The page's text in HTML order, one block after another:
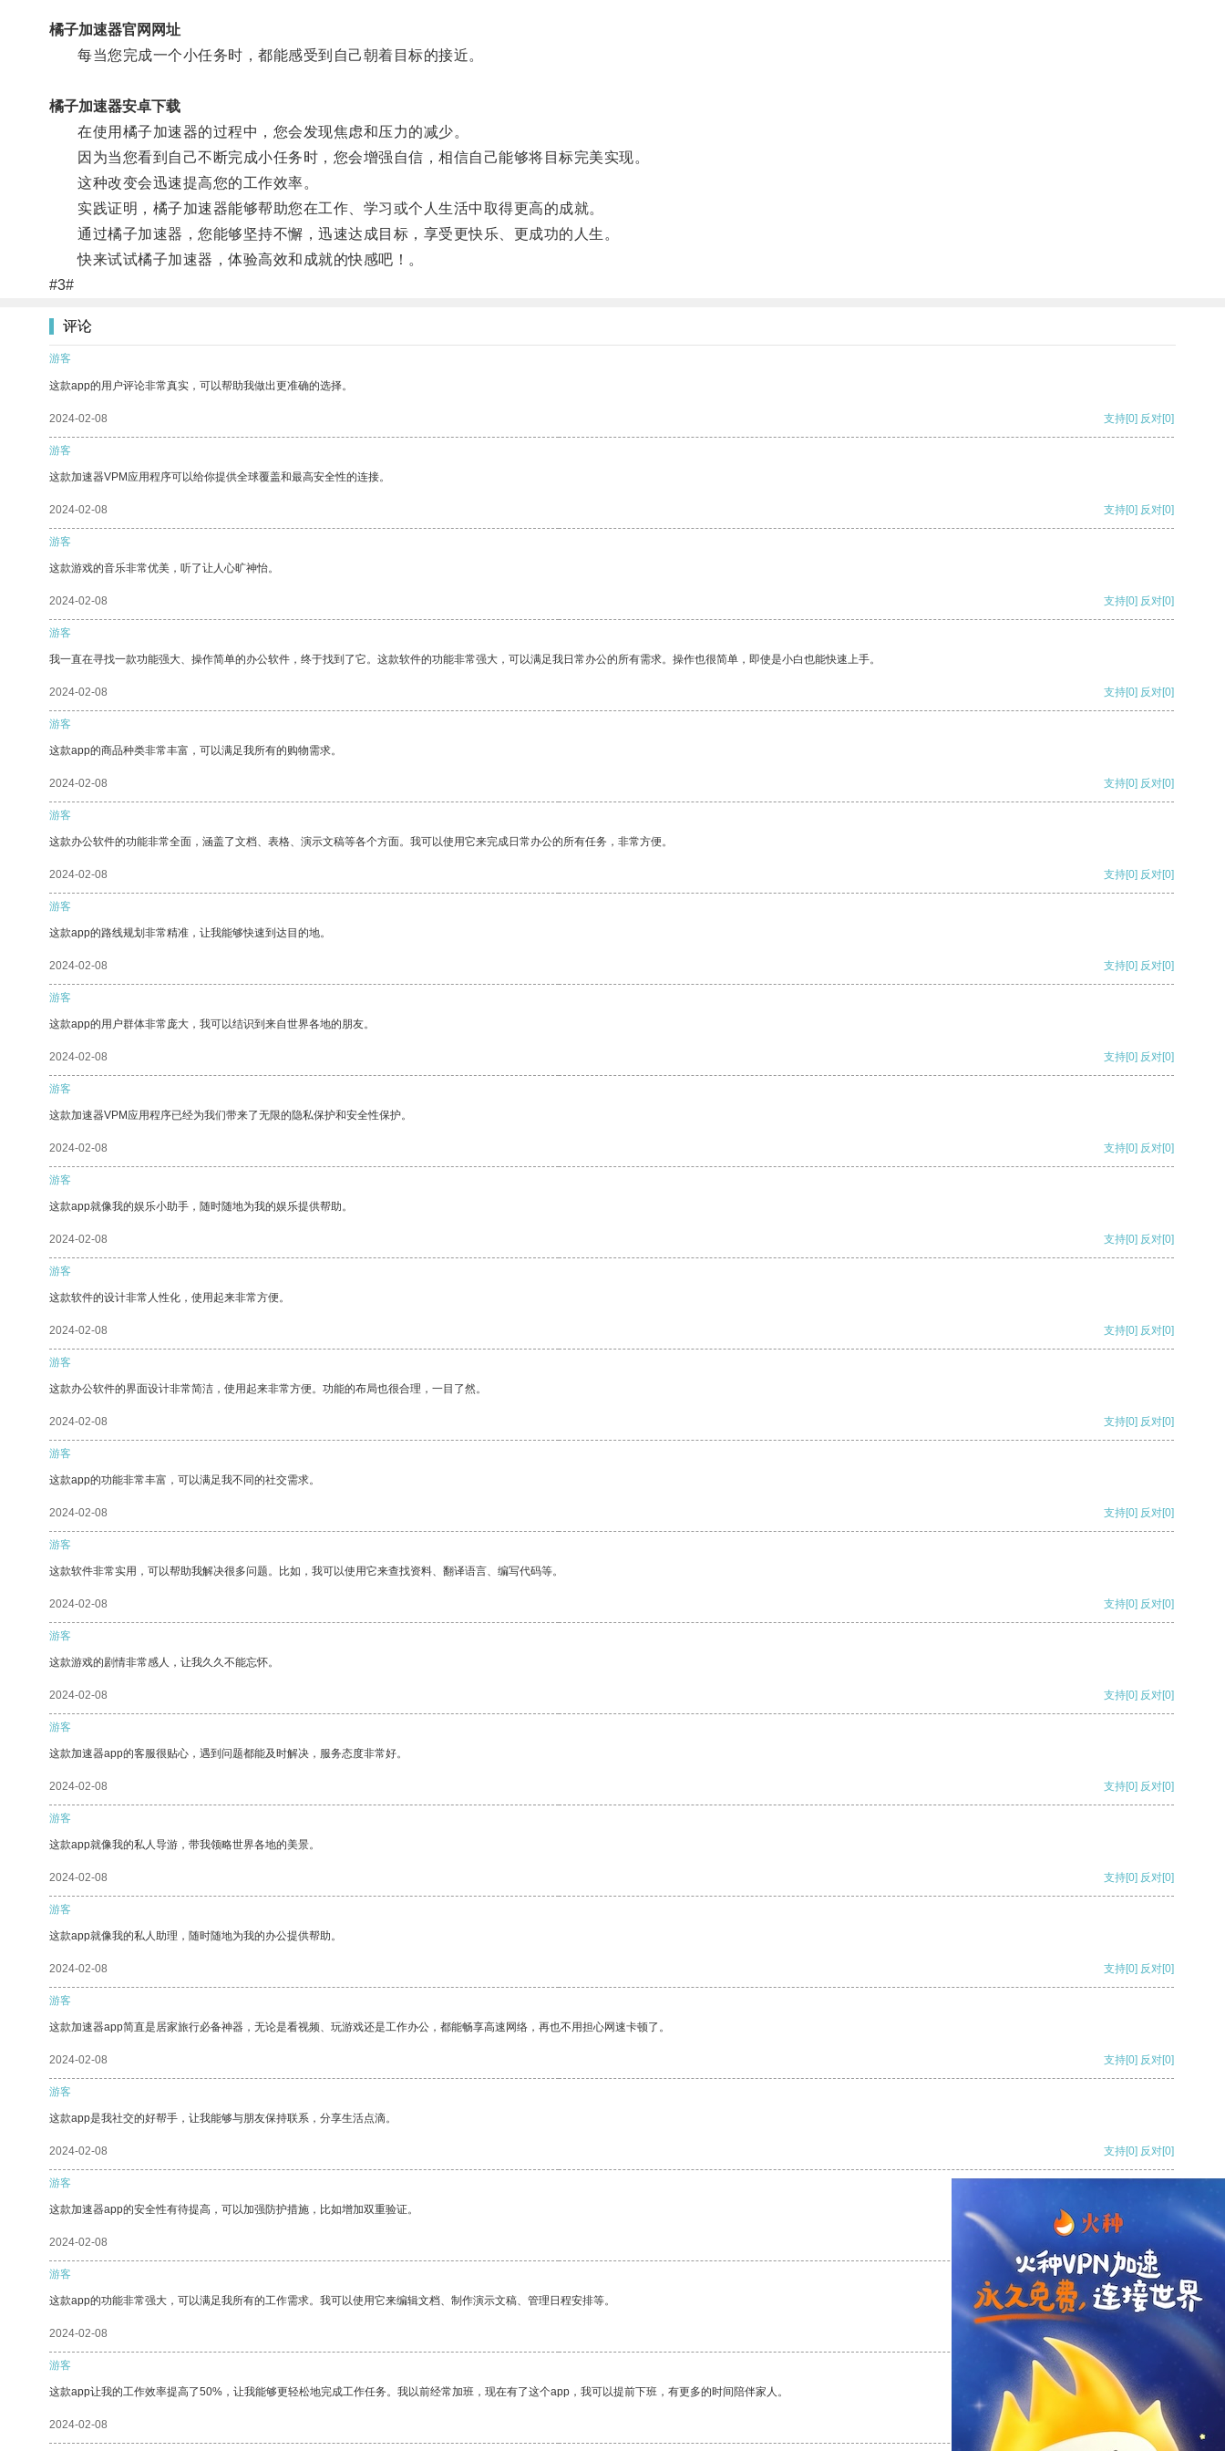
橘子加速器官网网址
每当您完成一个小任务时，都能感受到自己朝着目标的接近。
橘子加速器安卓下载
在使用橘子加速器的过程中，您会发现焦虑和压力的减少。
因为当您看到自己不断完成小任务时，您会增强自信，相信自己能够将目标完美实现。
这种改变会迅速提高您的工作效率。
实践证明，橘子加速器能够帮助您在工作、学习或个人生活中取得更高的成就。
通过橘子加速器，您能够坚持不懈，迅速达成目标，享受更快乐、更成功的人生。
快来试试橘子加速器，体验高效和成就的快感吧！。
#3#
评论
游客
这款app的用户评论非常真实，可以帮助我做出更准确的选择。
2024-02-08 支持[0] 反对[0]
游客
这款加速器VPM应用程序可以给你提供全球覆盖和最高安全性的连接。
2024-02-08 支持[0] 反对[0]
游客
这款游戏的音乐非常优美，听了让人心旷神怡。
2024-02-08 支持[0] 反对[0]
游客
我一直在寻找一款功能强大、操作简单的办公软件，终于找到了它。这款软件的功能非常强大，可以满足我日常办公的所有需求。操作也很简单，即使是小白也能快速上手。
2024-02-08 支持[0] 反对[0]
游客
这款app的商品种类非常丰富，可以满足我所有的购物需求。
2024-02-08 支持[0] 反对[0]
游客
这款办公软件的功能非常全面，涵盖了文档、表格、演示文稿等各个方面。我可以使用它来完成日常办公的所有任务，非常方便。
2024-02-08 支持[0] 反对[0]
游客
这款app的路线规划非常精准，让我能够快速到达目的地。
2024-02-08 支持[0] 反对[0]
游客
这款app的用户群体非常庞大，我可以结识到来自世界各地的朋友。
2024-02-08 支持[0] 反对[0]
游客
这款加速器VPM应用程序已经为我们带来了无限的隐私保护和安全性保护。
2024-02-08 支持[0] 反对[0]
游客
这款app就像我的娱乐小助手，随时随地为我的娱乐提供帮助。
2024-02-08 支持[0] 反对[0]
游客
这款软件的设计非常人性化，使用起来非常方便。
2024-02-08 支持[0] 反对[0]
游客
这款办公软件的界面设计非常简洁，使用起来非常方便。功能的布局也很合理，一目了然。
2024-02-08 支持[0] 反对[0]
游客
这款app的功能非常丰富，可以满足我不同的社交需求。
2024-02-08 支持[0] 反对[0]
游客
这款软件非常实用，可以帮助我解决很多问题。比如，我可以使用它来查找资料、翻译语言、编写代码等。
2024-02-08 支持[0] 反对[0]
游客
这款游戏的剧情非常感人，让我久久不能忘怀。
2024-02-08 支持[0] 反对[0]
游客
这款加速器app的客服很贴心，遇到问题都能及时解决，服务态度非常好。
2024-02-08 支持[0] 反对[0]
游客
这款app就像我的私人导游，带我领略世界各地的美景。
2024-02-08 支持[0] 反对[0]
游客
这款app就像我的私人助理，随时随地为我的办公提供帮助。
2024-02-08 支持[0] 反对[0]
游客
这款加速器app简直是居家旅行必备神器，无论是看视频、玩游戏还是工作办公，都能畅享高速网络，再也不用担心网速卡顿了。
2024-02-08 支持[0] 反对[0]
游客
这款app是我社交的好帮手，让我能够与朋友保持联系，分享生活点滴。
2024-02-08 支持[0] 反对[0]
游客
这款加速器app的安全性有待提高，可以加强防护措施，比如增加双重验证。
2024-02-08
游客
这款app的功能非常强大，可以满足我所有的工作需求。我可以使用它来编辑文档、制作演示文稿、管理日程安排等。
2024-02-08 反对
游客
这款app让我的工作效率提高了50%，让我能够更轻松地完成工作任务。我以前经常加班，现在有了这个app，我可以提前下班，有更多的时间陪伴家人。
2024-02-08 反对[0]